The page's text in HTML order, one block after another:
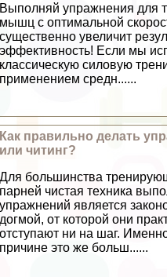
Выполняй упражнения для
мышц с оптимальной
существенно увеличит
эффективность! Если мы
классическую силовую
применением средн......
Как правильно делать
или читинг?
Для большинства
парней чистая техника
упражнений является
догмой, от которой они
отступают ни на шаг.
причине это же больш......